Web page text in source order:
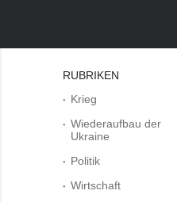
RUBRIKEN
Krieg
Wiederaufbau der
Ukraine
Politik
Wirtschaft